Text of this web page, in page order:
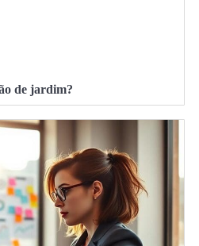
de jardim?